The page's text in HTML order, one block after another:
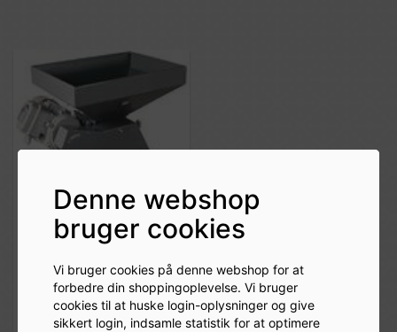
Denne webshop
bruger cookies
Vi bruger cookies på denne webshop for at
forbedre din shoppingoplevelse. Vi bruger
cookies til at huske login-oplysninger og give
sikkert login, indsamle statistik for at optimere
Valsning pris kr. 25,00
pr valsning
25,00 DKK